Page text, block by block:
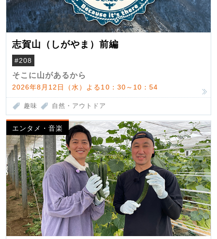
志賀山（しがやま）前編
#208
そこに山があるから
2026年8月12日（水）よる10：30～10：54
趣味 自然・アウトドア
エンタメ・音楽